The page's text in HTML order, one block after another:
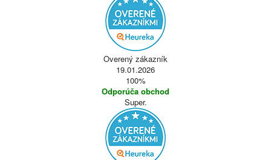
Overený zákazník
19.01.2026
100%
Odporúča obchod
Super.